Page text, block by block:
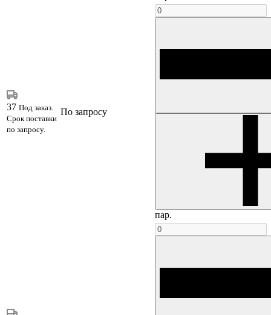
37 Под заказ.
Срок поставки
по запросу.
По запросу
пар.